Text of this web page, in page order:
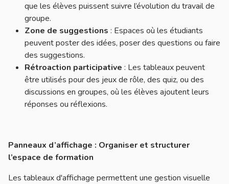
que les élèves puissent suivre l’évolution du travail de
groupe.
Zone de suggestions : Espaces où les étudiants
peuvent poster des idées, poser des questions ou faire
des suggestions.
Rétroaction participative : Les tableaux peuvent
être utilisés pour des jeux de rôle, des quiz, ou des
discussions en groupes, où les élèves ajoutent leurs
réponses ou réflexions.
Panneaux d’affichage : Organiser et structurer
l’espace de formation
Les tableaux d'affichage permettent une gestion visuelle